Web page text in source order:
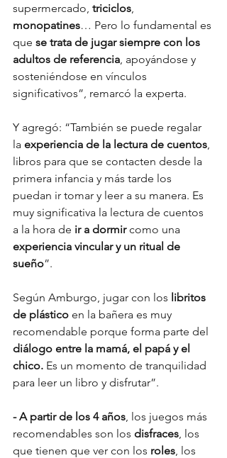
supermercado, triciclos
monopatines… Pero lo fundamental es
que se trata de jugar siempre con los
adultos de referencia , apoyándose y
sosteniéndose en vínculos
significativos”, remarcó la experta.
Y agregó: “También se puede regalar
la experiencia de la lectura de cuentos
libros para que se contacten desde la
primera infancia y más tarde los
puedan ir tomar y leer a su manera. Es
muy significativa la lectura de cuentos
a la hora de ir a dormir como una
experiencia vincular y un ritual de
sueño”.
Según Amburgo, jugar con los libritos
de plástico en la bañera es muy
recomendable porque forma parte del
diálogo entre la mamá, el papá y el
chico. Es un momento de tranquilidad
para leer un libro y disfrutar”.
- A partir de los 4 años , los juegos más
recomendables son los disfraces , los
que tienen que ver con los roles , los